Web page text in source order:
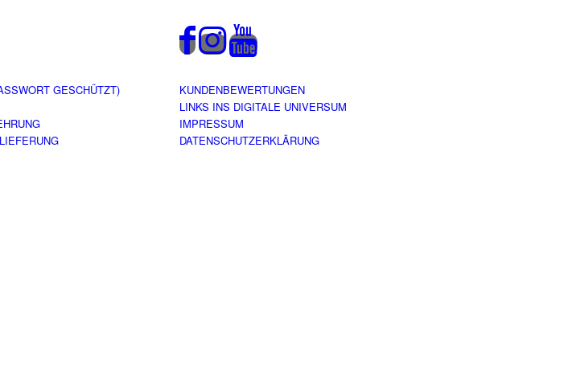
GESCHÜTZT)
KUNDENBEWERTUNGEN
LINKS INS DIGITALE UNIVERSUM
IMPRESSUM
DATENSCHUTZERKLÄRUNG